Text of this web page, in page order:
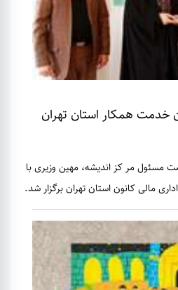
خدمت همکار استان تهران
مسئول مر کز اندیشه، مهین وزیری با
مالی کانون استان تهران برگزار شد.